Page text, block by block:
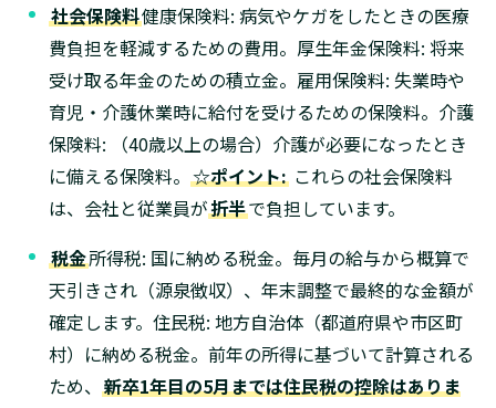
社会保険料健康保険料: 病気やケガをしたときの医療
費負担を軽減するための費用。厚生年金保険料: 将来
受け取る年金のための積立金。雇用保険料: 失業時や
育児・介護休業時に給付を受けるための保険料。介護
保険料: （40歳以上の場合）介護が必要になったとき
に備える保険料。 ☆ポイント: これらの社会保険料
は、会社と従業員が折半で負担しています。
税金所得税: 国に納める税金。毎月の給与から概算で
天引きされ（源泉徴収）、年末調整で最終的な金額が
確定します。住民税: 地方自治体（都道府県や市区町
村）に納める税金。前年の所得に基づいて計算される
ため、 新卒1年目の5月までは住民税の控除はありま